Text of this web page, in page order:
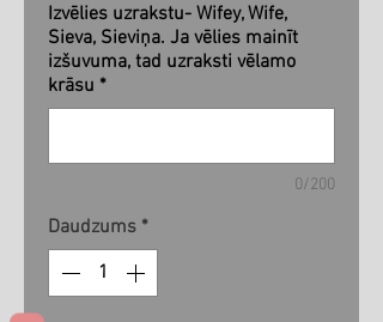
Izvēlies uzrakstu- Wifey, Wife,
Sieva, Sieviņa. Ja vēlies mainīt
izšuvuma, tad uzraksti vēlamo
krāsu *
0/200
Daudzums *